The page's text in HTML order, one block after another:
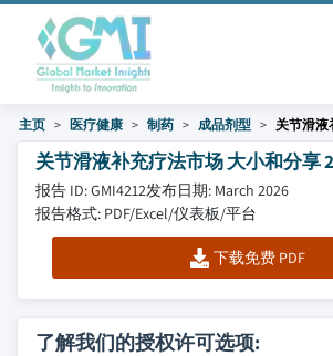
主页 医疗健康 制药 成品剂型 关节滑液
关节滑液补充疗法市场 大小和分享
报告 ID: GMI4212发布日期: March 2026
报告格式: PDF/Excel/仪表板/平台
下载免费 PDF
了解我们的授权许可选项: